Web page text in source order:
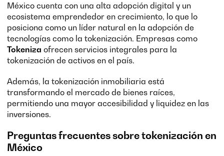
México cuenta con una alta adopción digital y un
ecosistema emprendedor en crecimiento, lo que lo
posiciona como un líder natural en la adopción de
tecnologías como la tokenización. Empresas como
Tokeniza ofrecen servicios integrales para la
tokenización de activos en el país.
Además, la tokenización inmobiliaria está
transformando el mercado de bienes raíces,
permitiendo una mayor accesibilidad y liquidez en las
inversiones.
Preguntas frecuentes sobre tokenización en
México